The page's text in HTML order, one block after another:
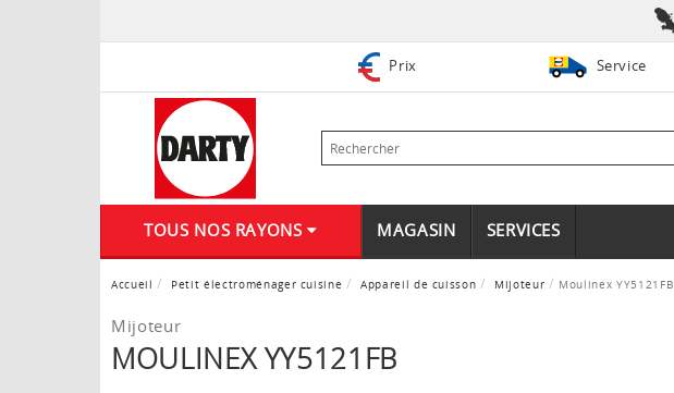
Prix Service
TOUS NOS RAYONS MAGASIN SERVICES
Accueil Petit électroménager cuisine Appareil de cuisson Mijoteur Moulinex YY5121FB
Mijoteur
MOULINEX YY5121FB